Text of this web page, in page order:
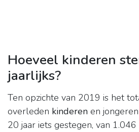
Hoeveel kinderen
jaarlijks?
Ten opzichte van 2019 is het
overleden kinderen en
20 jaar iets gestegen, van